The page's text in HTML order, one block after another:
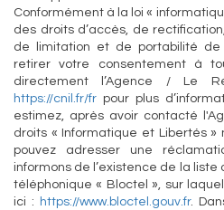
Conformément à la loi «
des droits d’accès, de
de limitation et de portabilité de
retirer votre consentement à
directement l’Agence / Le
https://cnil.fr/fr pour plus
estimez, après avoir contacté
droits « Informatique et Libertés »
pouvez adresser une
informons de l’existence de la
téléphonique « Bloctel », sur
ici :
https://www.bloctel.gouv.fr.